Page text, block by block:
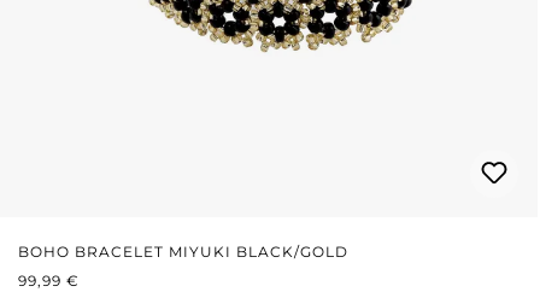
BOHO BRACELET MIYUKI BLACK/GOLD
REGULÄRER PREIS:
99,99 €